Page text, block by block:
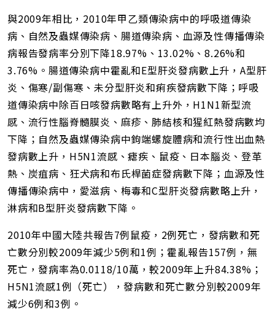
與2009年相比，2010年甲乙類傳染病中的呼吸道傳染
病、自然及蟲媒傳染病、腸道傳染病、血源及性傳播傳染
病報告發病率分別下降18.97%、13.02%、8.26%和
3.76%。腸道傳染病中霍亂和E型肝炎發病數上升，A型肝
炎、傷寒/副傷寒、未分型肝炎和痢疾發病數下降；呼吸
道傳染病中除百日咳發病數略有上升外，H1N1新型流
感、流行性腦脊髓膜炎、麻疹、肺結核和猩紅熱發病數均
下降；自然及蟲媒傳染病中鉤端螺旋體病和流行性出血熱
發病數上升，H5N1流感、瘧疾、鼠疫、日本腦炎、登革
熱、炭疽病、狂犬病和布氏桿菌症發病數下降；血源及性
傳播傳染病中，愛滋病、梅毒和C型肝炎發病數略上升，
淋病和B型肝炎發病數下降。
2010年中國大陸共報告7例鼠疫，2例死亡，發病數和死
亡數分別較2009年減少5例和1例；霍亂報告157例，無
死亡，發病率為0.0118/10萬，較2009年上升84.38%；
H5N1流感1例（死亡），發病數和死亡數分別較2009年
減少6例和3例。